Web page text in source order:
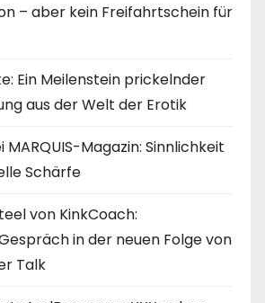
– aber kein Freifahrtschein für
Ein Meilenstein prickelnder
aus der Welt der Erotik
MARQUIS-Magazin: Sinnlichkeit
Schärfe
von KinkCoach:
in der neuen Folge von
Talk